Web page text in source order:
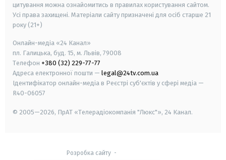
цитування можна ознайомитись в правилах користування сайтом.
Усі права захищені. Матеріали сайту призначені для осіб старше 21
року (21+)
Онлайн-медіа «24 Канал»
пл. Галицька, буд. 15, м. Львів, 79008
Телефон +380 (32) 229-77-77
Адреса електронної пошти — legal@24tv.com.ua
Ідентифікатор онлайн-медіа в Реєстрі суб'єктів у сфері медіа —
R40-06057
© 2005—2026, ПрАТ «Телерадіокомпанія "Люкс"», 24 Канал.
Розробка сайту-